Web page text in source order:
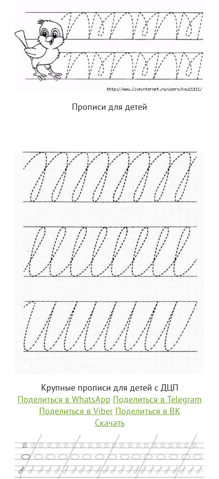
Прописи для детей
Крупные прописи для детей с ДЦП
Поделиться в WhatsApp Поделиться в Telegram
Поделиться в Viber Поделиться в ВК
Скачать